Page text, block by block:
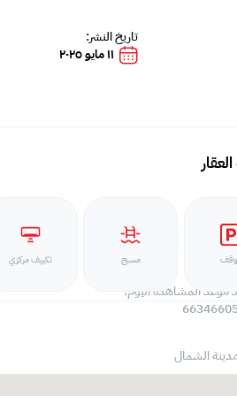
موعد المشاهدة اليوم!
تاريخ النشر:
١١ مايو ٢٠٢٥
مسبح تكييف مركزي
الشمال